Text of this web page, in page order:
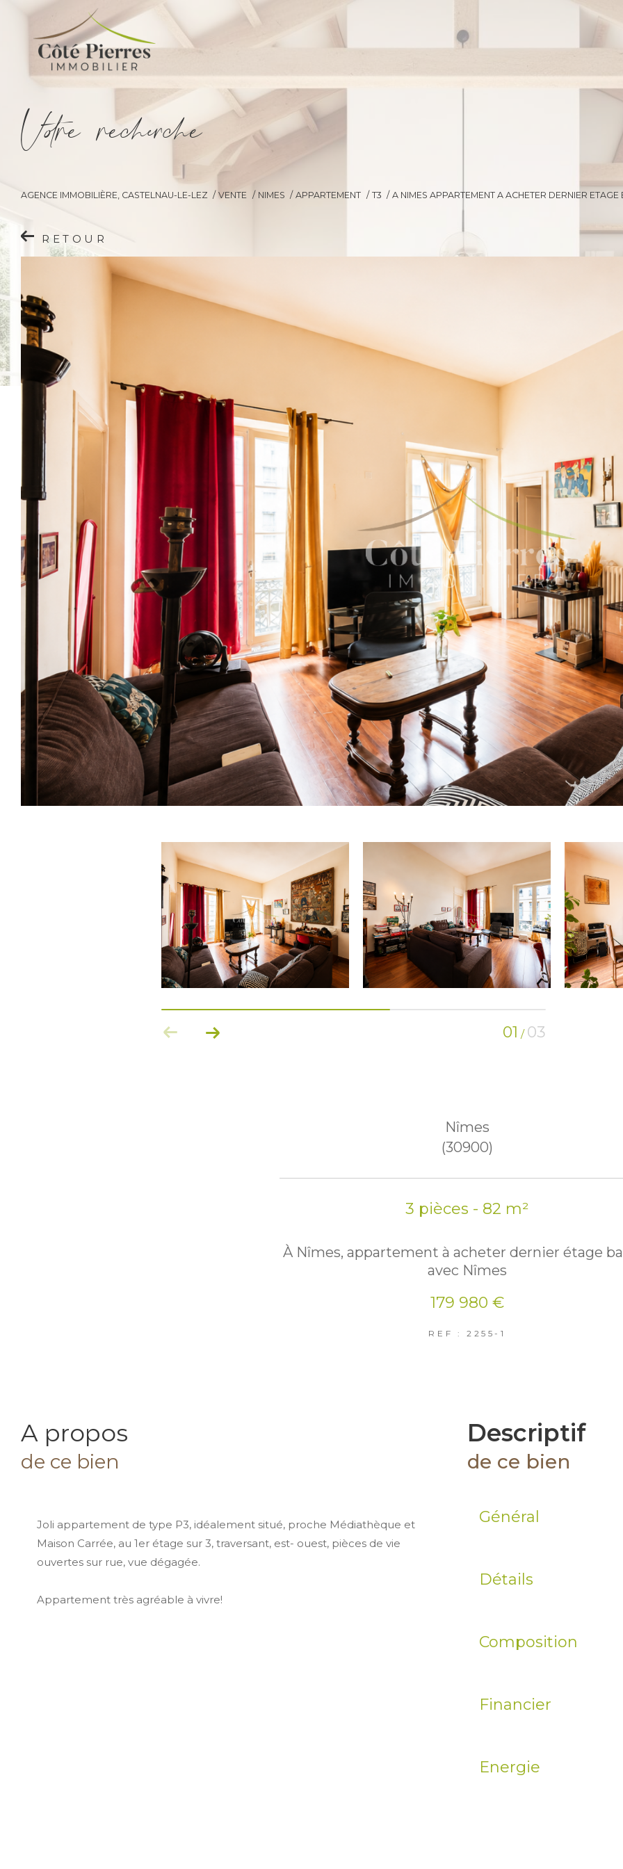
Vore recece
AGENCE IMMOBILIÈRE, CASTELNAU-LE-LEZ VENTE NIMES APPARTEMENT T3 A NIMES APPARTEMENT A ACHETER DERNIER
RETOUR
01 / 03
Nîmes
(30900)
3 pièces - 82 m²
À Nîmes, appartement à acheter dernier étage
avec Nîmes
179 980 €
REF : 2255-1
a propos
de ce bien
Joli appartement de type P3, idéalement situé, proche Médiathèque et
Maison Carrée, au 1er étage sur 3, traversant, est- ouest, pièces de vie
ouvertes sur rue, vue dégagée.
Appartement très agréable à vivre!
descriptif
de ce bien
Général
Détails
Composition
Financier
Energie